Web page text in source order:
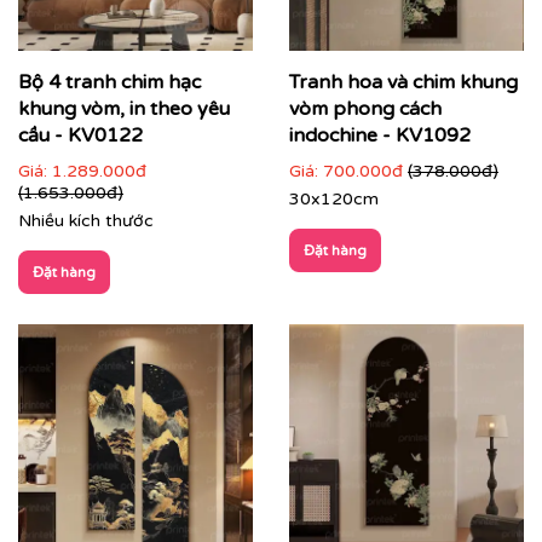
Bộ 4 tranh chim hạc
khung vòm, in theo yêu
cầu - KV0122
Giá: 1.289.000đ
(1.653.000đ)
Nhiều kích thước
Đặt hàng
Tranh hoa và chim khung
vòm phong cách
indochine - KV1092
Giá: 700.000đ (378.000đ)
30x120cm
Đặt hàng